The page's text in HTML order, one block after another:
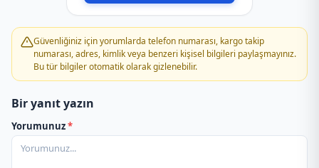
PTT Kargo Çamburnu Şubesi
PTT Kargo Çarşıbaşı Müdürlüğü
PTT Kargo Çatak Şubesi
PTT Kargo Çayırbağı Şubesi
Güvenliğiniz için yorumlarda telefon numarası, kargo takip
numarası, adres, kimlik veya benzeri kişisel bilgileri paylaşmayınız.
Bu tür bilgiler otomatik olarak gizlenebilir.
Bir yanıt yazın
Yorumunuz*